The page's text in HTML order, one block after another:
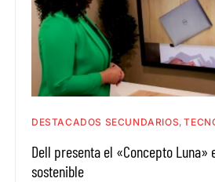
DESTACADOS SECUNDARIOS
Dell presenta el «Concepto Luna»
sostenible